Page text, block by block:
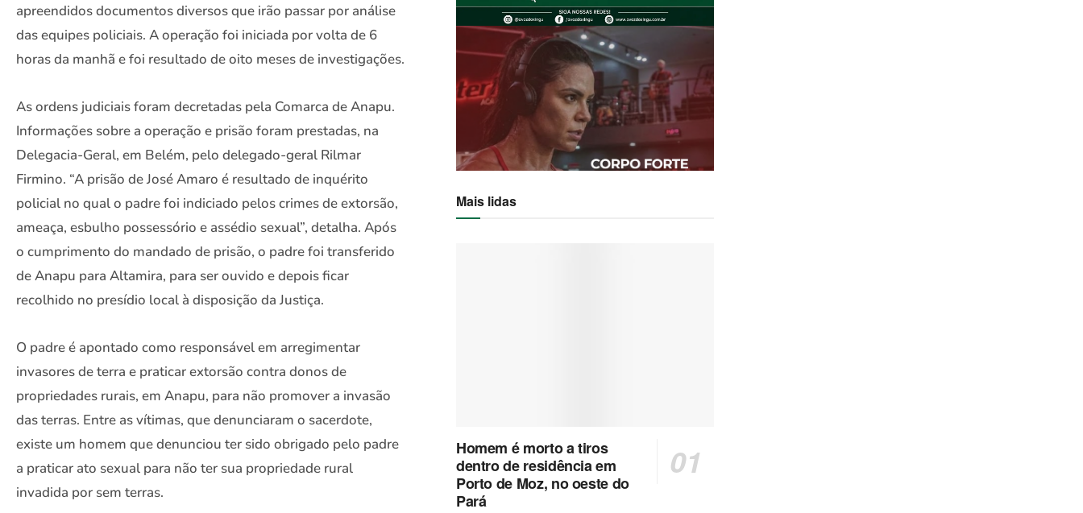
apreendidos documentos diversos que irão passar por análise
das equipes policiais. A operação foi iniciada por volta de 6
horas da manhã e foi resultado de oito meses de investigações.
As ordens judiciais foram decretadas pela Comarca de Anapu.
Informações sobre a operação e prisão foram prestadas, na
Delegacia-Geral, em Belém, pelo delegado-geral Rilmar
Firmino. “A prisão de José Amaro é resultado de inquérito
policial no qual o padre foi indiciado pelos crimes de extorsão,
ameaça, esbulho possessório e assédio sexual”, detalha. Após
o cumprimento do mandado de prisão, o padre foi transferido
de Anapu para Altamira, para ser ouvido e depois ficar
recolhido no presídio local à disposição da Justiça.
O padre é apontado como responsável em arregimentar
invasores de terra e praticar extorsão contra donos de
propriedades rurais, em Anapu, para não promover a invasão
das terras. Entre as vítimas, que denunciaram o sacerdote,
existe um homem que denunciou ter sido obrigado pelo padre
a praticar ato sexual para não ter sua propriedade rural
invadida por sem terras.
Mais lidas
Homem é morto a tiros
dentro de residência em
Porto de Moz, no oeste do
Pará